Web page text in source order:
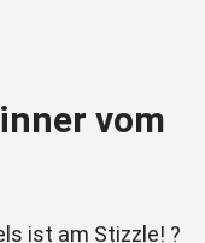
vom
ist am Stizzle! ?